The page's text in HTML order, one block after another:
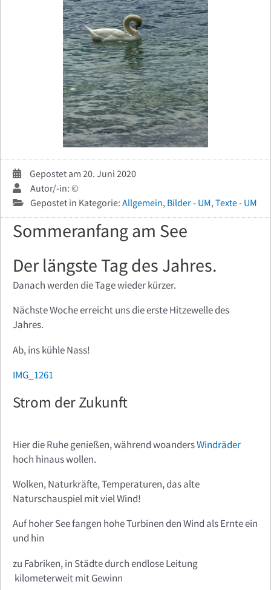
Gepostet am 20. Juni 2020
Autor/-in: ©
Gepostet in Kategorie: Allgemein, Bilder - UM,Texte - UM
Sommeranfang am See
Der längste Tag des Jahres.
Danach werden die Tage wieder kürzer.
Nächste Woche erreicht uns die erste Hitzewelle des
Jahres.
Ab, ins kühle Nass!
IMG_1261
Strom der Zukunft
Hier die Ruhe genießen, während woandersWindräder
hoch hinaus wollen.
Wolken, Naturkräfte, Temperaturen, das alte
Naturschauspiel mit viel Wind!
Auf hoher See fangen hohe Turbinen den Wind als Ernte ein
und hin
zu Fabriken, in Städte durch endlose Leitung
kilometerweit mit Gewinn